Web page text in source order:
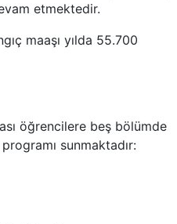
etmektedir.
maaşı yılda 55.700
öğrencilere beş bölümde
sunmaktadır: